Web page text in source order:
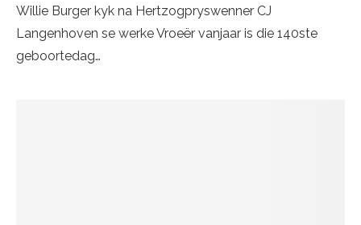
Willie Burger kyk na Hertzogpryswenner CJ
Langenhoven se werke Vroeër vanjaar is die 140ste
geboortedag…